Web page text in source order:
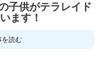
子供がテラレイド
ます！
を読む